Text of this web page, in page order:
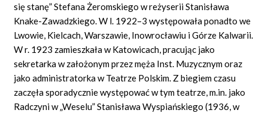
się stanę” Stefana Żeromskiego w reżyserii Stanisława
Knake-Zawadzkiego. W l. 1922–3 występowała ponadto we
Lwowie, Kielcach, Warszawie, Inowrocławiu i Górze Kalwarii.
W r. 1923 zamieszkała w Katowicach, pracując jako
sekretarka w założonym przez męża Inst. Muzycznym oraz
jako administratorka w Teatrze Polskim. Z biegiem czasu
zaczęła sporadycznie występować w tym teatrze, m.in. jako
Radczyni w „Weselu” Stanisława Wyspiańskiego (1936, w